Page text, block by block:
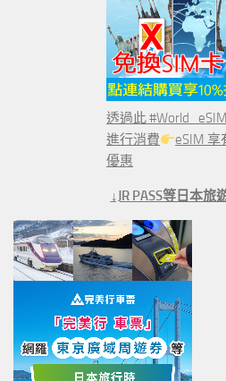
透過此
進行消費
eSIM 享
優惠
↓JR PASS等日本旅